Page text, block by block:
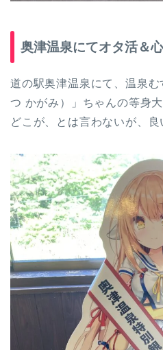
奥津温泉にてオタ活＆
道の駅奥津温泉にて、温泉む
つ かがみ）」ちゃんの等身大
どこが、とは言わないが、良